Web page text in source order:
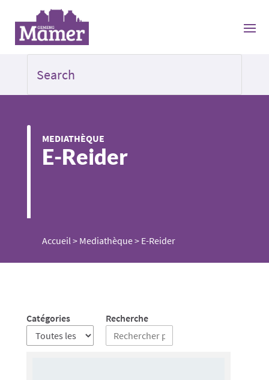
MEDIATHÈQUE
E-Reider
Accueil> Mediathèque> E-Reider
Catégories Recherche